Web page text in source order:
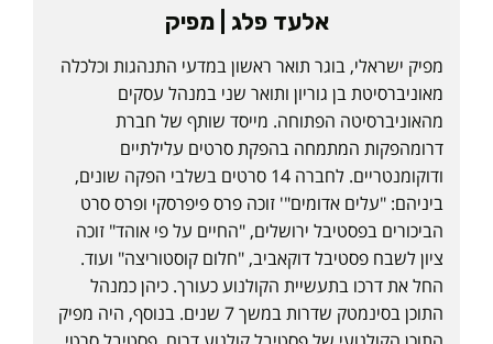
אלעד פלג | מפיק
מפיק ישראלי, בוגר תואר ראשון במדעי התנהגות וכלכלה
מאוניברסיטת בן גוריון ותואר שני במנהל עסקים
מהאוניברסיטה הפתוחה. מייסד שותף של חברת
דרומהפקות המתמחה בהפקת סרטים עלילתיים
ודוקומנטריים. לחברה 14 סרטים בשלבי הפקה שונים,
ביניהם: "עלים אדומים"' זוכה פרס פיפרסקי ופרס סרט
הביכורים בפסטיבל ירושלים, "החיים על פי אוהד" זוכה
ציון לשבח פסטיבל דוקאביב, "חלום קוסטוריצה" ועוד.
החל את דרכו בתעשיית הקולנוע כעורך. כיהן כמנהל
התוכן בסינמטק שדרות במשך 7 שנים. בנוסף, היה מפיק